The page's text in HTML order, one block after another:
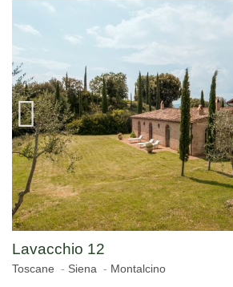
Lavacchio 12
Toscane Siena Montalcino